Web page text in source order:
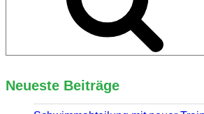
Neueste Beiträge